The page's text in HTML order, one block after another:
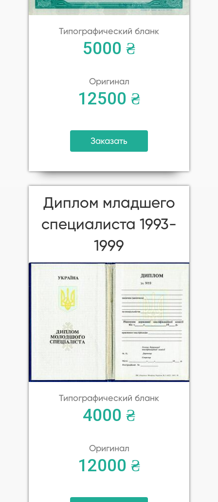
Типографический бланк
5000 ₴
Оригинал
12500 ₴
Заказать
Диплом младшего
специалиста 1993-
1999
Типографический бланк
4000 ₴
Оригинал
12000 ₴